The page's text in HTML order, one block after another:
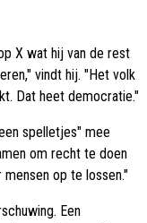
X wat hij van de rest
vindt hij. "Het volk
Dat heet democratie."
spelletjes" mee
om recht te doen
op te lossen."
Een